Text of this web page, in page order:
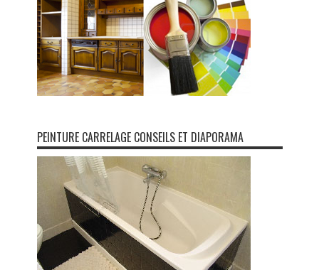
PEINTURE CARRELAGE CONSEILS ET DIAPORAMA